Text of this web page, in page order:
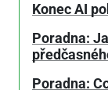
Konec AI
Poradna:
Poradna: